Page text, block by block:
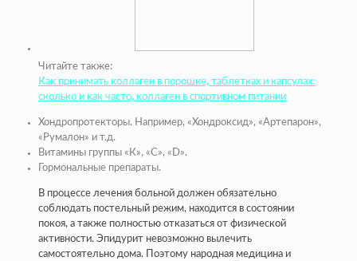
Читайте также:
Как принимать коллаген в порошке, таблетках и капсулах:
сколько и как часто, коллаген в спортивном питании
Хондропротекторы. Например, «Хондроксид», «Артепарон»,
«Румалон» и т.д.
Витамины группы «К», «С», «D».
Гормональные препараты.
В процессе лечения больной должен обязательно
соблюдать постельный режим, находится в состоянии
покоя, а также полностью отказаться от физической
активности. Эпидурит невозможно вылечить
самостоятельно дома. Поэтому народная медицина и